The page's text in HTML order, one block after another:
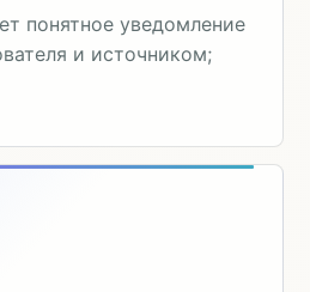
понятное уведомление
и источником;